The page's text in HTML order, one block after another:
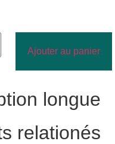
Ajouter au panier
longue
relationés